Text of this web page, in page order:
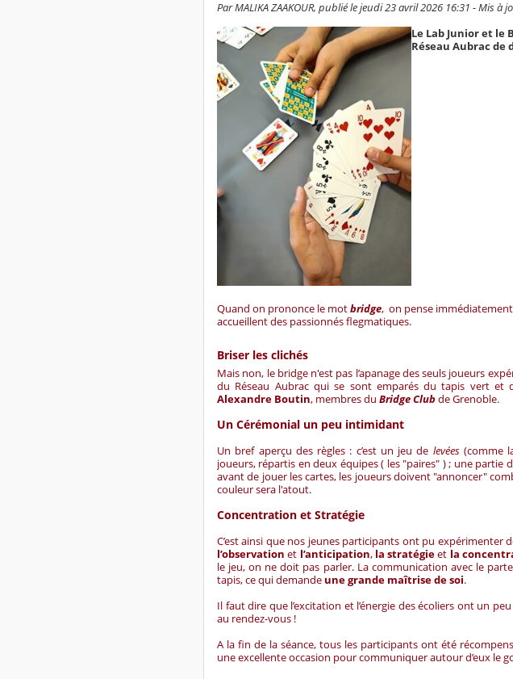
Par MALIKA ZAAKOUR, publié le jeudi 23 avril 2026 16:31 - Mis à
Le Lab Junior et le
Réseau Aubrac de
Quand on prononce le motbridge, on pense immédiatement
accueillent des passionnés flegmatiques.
Briser les clichés
Mais non, le bridge n'est pas l’apanage des seuls joueurs
du Réseau Aubrac qui se sont emparés du tapis vert
Alexandre Boutin, membres du Bridge Clubde Grenoble.
Un Cérémonial un peu intimidant
Un bref aperçu des règles : c’est un jeu de levées(comme
joueurs, répartis en deux équipes ( les "paires" ) ; une
avant de jouer les cartes, les joueurs doivent "annoncer"
couleur sera l'atout.
Concentration et Stratégie
C’est ainsi que nos jeunes participants ont pu expérimenter
l’observation et l’anticipation, la stratégieet la
le jeu, on ne doit pas parler. La communication avec le
tapis, ce qui demande une grande maîtrise de soi.
Il faut dire que l’excitation et l’énergie des écoliers ont un
au rendez-vous !
A la fin de la séance, tous les participants ont été
une excellente occasion pour communiquer autour d’eux le